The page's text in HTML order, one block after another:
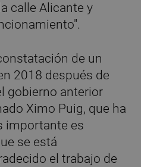
calle Alicante y
de un
2018 después de
gobierno anterior
Ximo Puig, que ha
importante es
se está
el trabajo de